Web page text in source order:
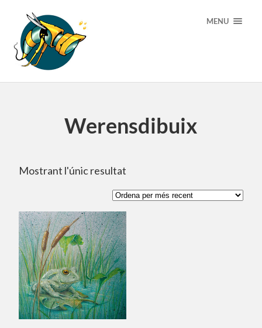
MENU
Werensdibuix
Mostrant l'únic resultat